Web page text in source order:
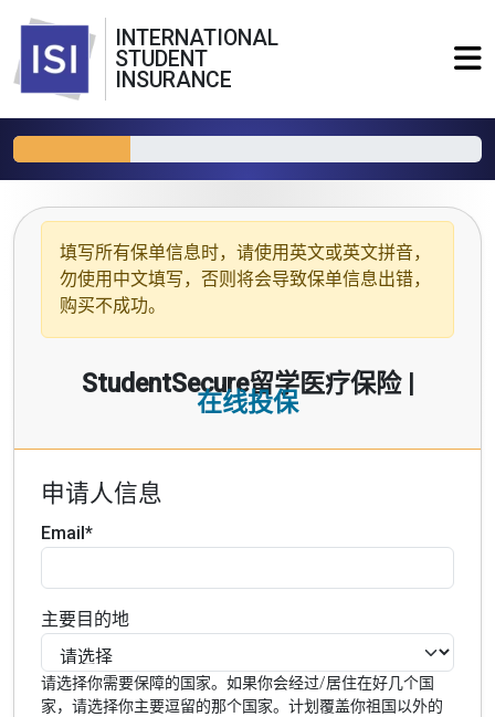
INTERNATIONAL
STUDENT
INSURANCE
填写所有保单信息时，请使用 英文或英文拼音，
勿使用中文填写，否则将会导致保单信息出错，
购买不成功。
StudentSecure留学医疗保险 |
在线投保
申请人信息
Email*
主要目的地
请选择你需要保障的国家。如果你会经过/居住在好几个国
家，请选择你主要逗留的那个国家。计划覆盖你祖国以外的